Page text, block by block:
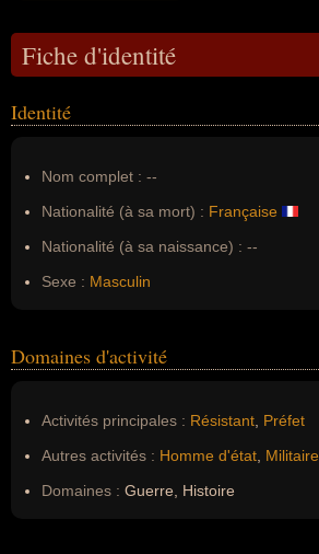
Fiche d'identité
Identité
Nom complet : --
Nationalité (à sa mort) : Française
Nationalité (à sa naissance) : --
Sexe : Masculin
Domaines d'activité
Activités principales : Résistant Préfet
Autres activités : Homme d'état Militaire
Domaines : Guerre, Histoire